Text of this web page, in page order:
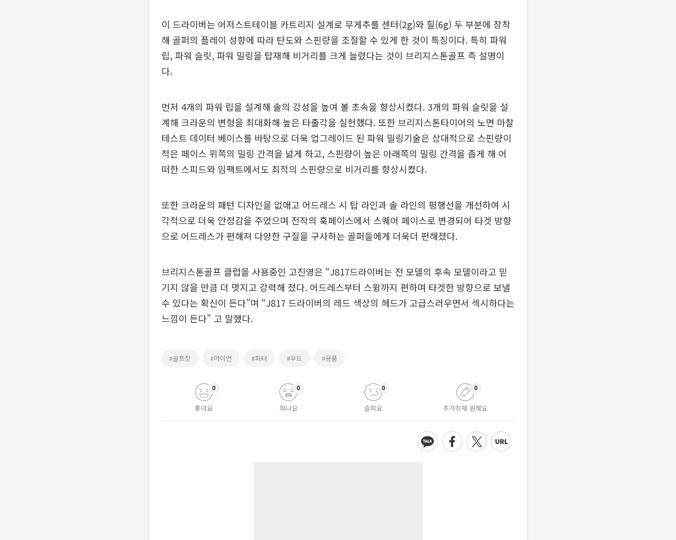
이 드라이버는 어저스트테이블 카트리지 설계로 무게추를 센터(2g)와 힐(6g) 두 부분에 장착
해 골퍼의 플레이 성향에 따라 탄도와 스핀량을 조절할 수 있게 한 것이 특징이다. 특히 파워
립, 파워 슬릿, 파워 밀링을 탑재해 비거리를 크게 늘렸다는 것이 브리지스톤골프 측 설명이
다.
먼저 4개의 파워 립을 설계해 솔의 강성을 높여 볼 초속을 향상시켰다. 3개의 파워 슬릿을 설
계해 크라운의 변형을 최대화해 높은 타출각을 실현했다. 또한 브리지스톤타이어의 노면 마찰
테스트 데이터 베이스를 바탕으로 더욱 업그레이드 된 파워 밀링기술은 상대적으로 스핀량이
적은 페이스 위쪽의 밀링 간격을 넒게 하고, 스핀량이 높은 아래쪽의 밀링 간격을 좁게 해 어
떠한 스피드와 임팩트에서도 최적의 스핀량으로 비거리를 향상시켰다.
또한 크라운의 패턴 디자인을 없애고 어드레스 시 탑 라인과 솔 라인의 평행선을 개선하여 시
각적으로 더욱 안정감을 주었으며 전작의 훅페이스에서 스퀘어 페이스로 변경되어 타겟 방향
으로 어드레스가 편해져 다양한 구질을 구사하는 골퍼들에게 더욱더 편해졌다.
브리지스톤골프 클럽을 사용중인 고진영은 “J817드라이버는 전 모델의 후속 모델이라고 믿
기지 않을 만큼 더 멋지고 강력해 졌다. 어드레스부터 스윙까지 편하며 타겟한 방향으로 보낼
수 있다는 확신이 든다”며 “J817 드라이버의 레드 색상의 헤드가 고급스러우면서 섹시하다는
느낌이 든다” 고 말했다.
#골프장 #아이언 #퍼터 #우드 #용품
좋아요
0
화나요
0
슬퍼요
0
추가취재 원해요
0